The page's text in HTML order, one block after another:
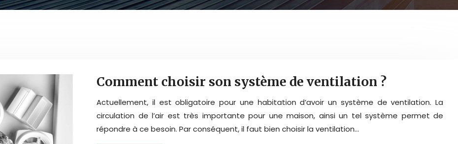
Comment choisir son système de ventilation ?
Actuellement, il est obligatoire pour une habitation d’avoir un système de ventilation. La
circulation de l’air est très importante pour une maison, ainsi un tel système permet de
répondre à ce besoin. Par conséquent, il faut bien choisir la ventilation…